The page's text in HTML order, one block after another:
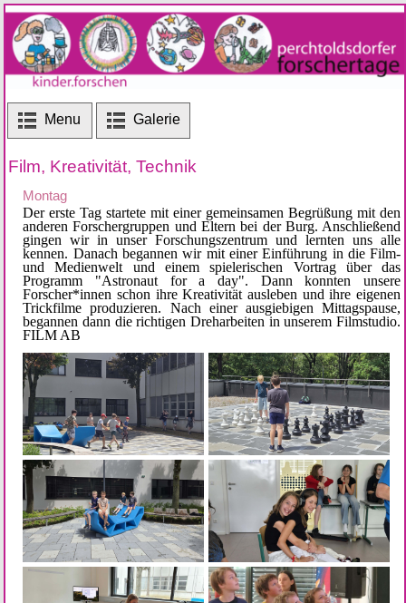
Menu Galerie
Film, Kreativität, Technik
Montag
Der erste Tag startete mit einer gemeinsamen Begrüßung mit den
anderen Forschergruppen und Eltern bei der Burg. Anschließend
gingen wir in unser Forschungszentrum und lernten uns alle
kennen. Danach begannen wir mit einer Einführung in die Film-
und Medienwelt und einem spielerischen Vortrag über das
Programm "Astronaut for a day". Dann konnten unsere
Forscher*innen schon ihre Kreativität ausleben und ihre eigenen
Trickfilme produzieren. Nach einer ausgiebigen Mittagspause,
begannen dann die richtigen Dreharbeiten in unserem Filmstudio.
FILM AB